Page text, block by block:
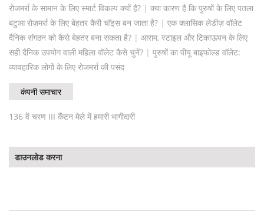
रोजमर्रा के सामान के लिए स्मार्ट विकल्प क्यों है? | क्या कारण है कि पुरुषों के लिए पतला
बटुआ रोज़मर्रा के लिए बेहतर कैरी चॉइस बन जाता है? | एक क्लासिक लेडीज़ वॉलेट
दैनिक संगठन को कैसे बेहतर बना सकता है? | आराम, स्टाइल और टिकाऊपन के लिए
सही दैनिक उपयोग वाली महिला वॉलेट कैसे चुनें? | पुरुषों का पीयू बाइफोल्ड वॉलेट:
व्यावहारिक लोगों के लिए रोजमर्रा की पसंद
कंपनी समाचार
136 वें चरण III कैंटन मेले में हमारी भागीदारी
डाउनलोड करना